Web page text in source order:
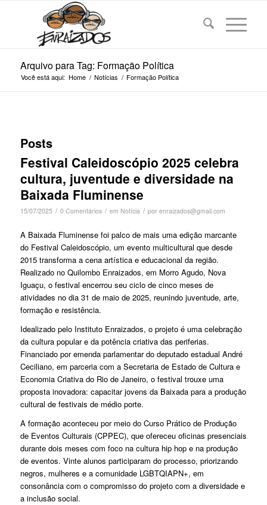
Arquivo para Tag: Formação Política
Você está aqui: Home / Notícias / Formação Política
Posts
Festival Caleidoscópio 2025 celebra
cultura, juventude e diversidade na
Baixada Fluminense
15/07/2025 / 0 Comentários / em Notícia / por enraizados@gmail.com
A Baixada Fluminense foi palco de mais uma edição marcante
do Festival Caleidoscópio, um evento multicultural que desde
2015 transforma a cena artística e educacional da região.
Realizado no Quilombo Enraizados, em Morro Agudo, Nova
Iguaçu, o festival encerrou seu ciclo de cinco meses de
atividades no dia 31 de maio de 2025, reunindo juventude, arte,
formação e resistência.
Idealizado pelo Instituto Enraizados, o projeto é uma celebração
da cultura popular e da potência criativa das periferias.
Financiado por emenda parlamentar do deputado estadual André
Ceciliano, em parceria com a Secretaria de Estado de Cultura e
Economia Criativa do Rio de Janeiro, o festival trouxe uma
proposta inovadora: capacitar jovens da Baixada para a produção
cultural de festivais de médio porte.
A formação aconteceu por meio do Curso Prático de Produção
de Eventos Culturais (CPPEC), que ofereceu oficinas presenciais
durante dois meses com foco na cultura hip hop e na produção
de eventos. Vinte alunos participaram do processo, priorizando
negros, mulheres e a comunidade LGBTQIAPN+, em
consonância com o compromisso do projeto com a diversidade e
a inclusão social.